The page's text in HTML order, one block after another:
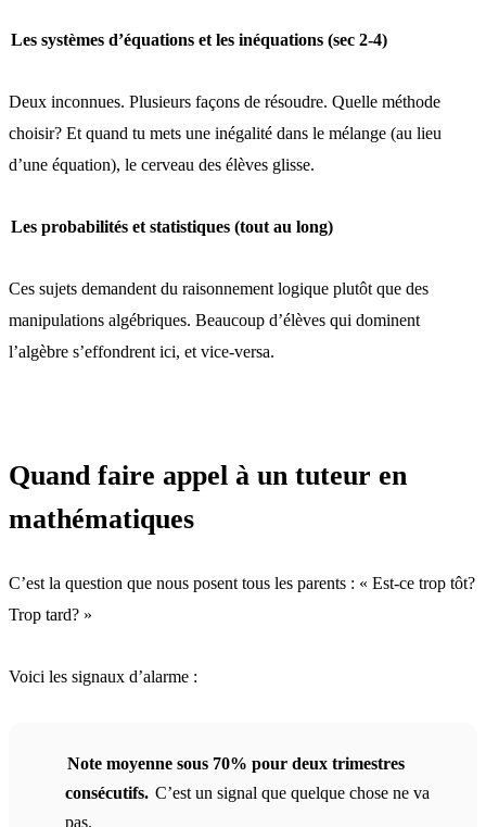
Les systèmes d’équations et les inéquations (sec 2-4)
Deux inconnues. Plusieurs façons de résoudre. Quelle méthode
choisir? Et quand tu mets une inégalité dans le mélange (au lieu
d’une équation), le cerveau des élèves glisse.
Les probabilités et statistiques (tout au long)
Ces sujets demandent du raisonnement logique plutôt que des
manipulations algébriques. Beaucoup d’élèves qui dominent
l’algèbre s’effondrent ici, et vice-versa.
Quand faire appel à un tuteur en
mathématiques
C’est la question que nous posent tous les parents : « Est-ce trop tôt?
Trop tard? »
Voici les signaux d’alarme :
Note moyenne sous 70% pour deux trimestres
consécutifs. C’est un signal que quelque chose ne va
pas.